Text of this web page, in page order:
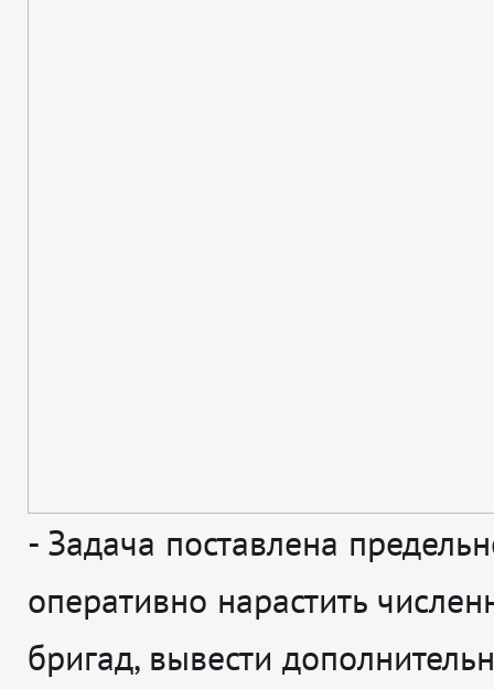
- Задача поставлена
оперативно нарастить
бригад, вывести